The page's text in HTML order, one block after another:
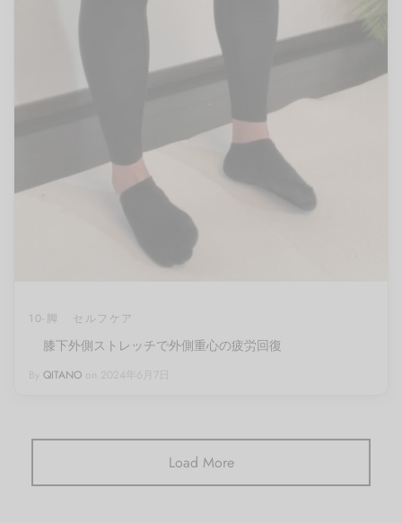
10-脚 セルフケア
膝下外側ストレッチで外側重心の疲労回復
QITANO
Load More